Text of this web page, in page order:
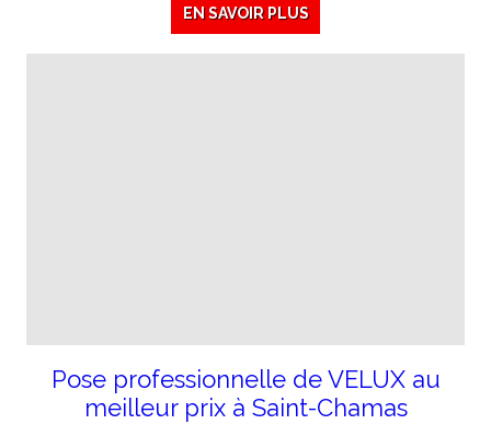
EN SAVOIR PLUS
Pose professionnelle de VELUX au
meilleur prix à Saint-Chamas